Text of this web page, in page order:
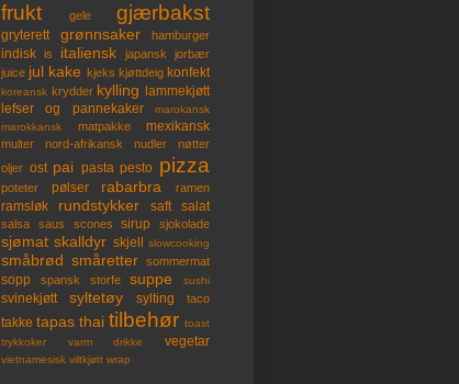
frukt gele gjærbakst
gryterett grønnsaker hamburger
indisk is italiensk japansk
jorbær
juice jul kake kjeks kjøttdeig konfekt
koreansk krydder kylling
lammekjøtt
lefser og pannekaker
marokansk
marokkansk
matpakke mexikansk
multer nord-afrikansk nudler
nøtter
oljer ost pai pasta pesto pizza
poteter pølser rabarbra ramen
ramsløk rundstykker saft salat
salsa saus scones sirup sjokolade
sjømat skalldyr skjell slowcooking
småbrød småretter sommermat
sopp spansk storfe suppe sushi
svinekjøtt syltetøy sylting taco
takke tapas thai tilbehør toast
trykkoker
varm drikke vegetar
vietnamesisk viltkjøtt wrap